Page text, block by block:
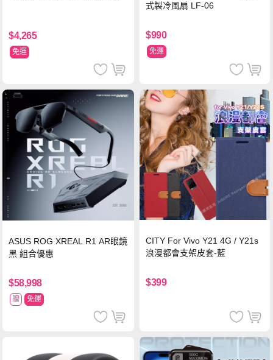
$4,265
免運
式製冷風扇 LF-06
$990
免運
ASUS ROG XREAL R1 AR眼鏡
黑 組合優惠
$58,998
贈 免運
CITY For Vivo Y21 4G / Y21s
浪漫都會支架皮套-藍
$399